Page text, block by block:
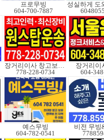
프로무빙
604-700-7887
장거리이사 창고보관정크
778-228-0734
장거리이
604-
예스무빙
604-782-0541
비전 무빙